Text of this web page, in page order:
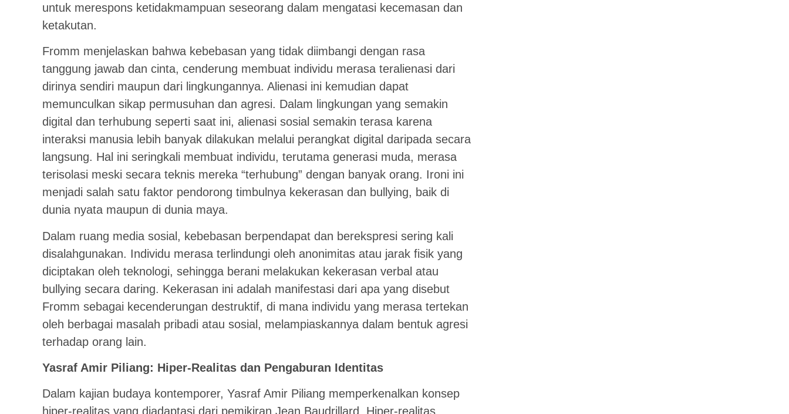
untuk merespons ketidakmampuan seseorang dalam mengatasi kecemasan dan
ketakutan.
Fromm menjelaskan bahwa kebebasan yang tidak diimbangi dengan rasa
tanggung jawab dan cinta, cenderung membuat individu merasa teralienasi dari
dirinya sendiri maupun dari lingkungannya. Alienasi ini kemudian dapat
memunculkan sikap permusuhan dan agresi. Dalam lingkungan yang semakin
digital dan terhubung seperti saat ini, alienasi sosial semakin terasa karena
interaksi manusia lebih banyak dilakukan melalui perangkat digital daripada secara
langsung. Hal ini seringkali membuat individu, terutama generasi muda, merasa
terisolasi meski secara teknis mereka “terhubung” dengan banyak orang. Ironi ini
menjadi salah satu faktor pendorong timbulnya kekerasan dan bullying, baik di
dunia nyata maupun di dunia maya.
Dalam ruang media sosial, kebebasan berpendapat dan berekspresi sering kali
disalahgunakan. Individu merasa terlindungi oleh anonimitas atau jarak fisik yang
diciptakan oleh teknologi, sehingga berani melakukan kekerasan verbal atau
bullying secara daring. Kekerasan ini adalah manifestasi dari apa yang disebut
Fromm sebagai kecenderungan destruktif, di mana individu yang merasa tertekan
oleh berbagai masalah pribadi atau sosial, melampiaskannya dalam bentuk agresi
terhadap orang lain.
Yasraf Amir Piliang: Hiper-Realitas dan Pengaburan Identitas
Dalam kajian budaya kontemporer, Yasraf Amir Piliang memperkenalkan konsep
hiper-realitas yang diadaptasi dari pemikiran Jean Baudrillard. Hiper-realitas